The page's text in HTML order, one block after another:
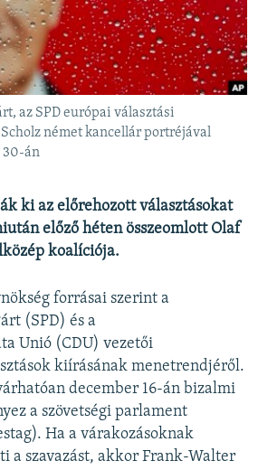
weboldal
az SPD európai választási
német kancellár portréjával
30-án
ki az előrehozott választásokat
előző héten összeomlott Olaf
koalíciója.
forrásai szerint a
(SPD) és a
Unió (CDU) vezetői
kiírásának menetrendjéről.
december 16-án bizalmi
a szövetségi parlament
Ha a várakozásoknak
a szavazást, akkor Frank-Walter